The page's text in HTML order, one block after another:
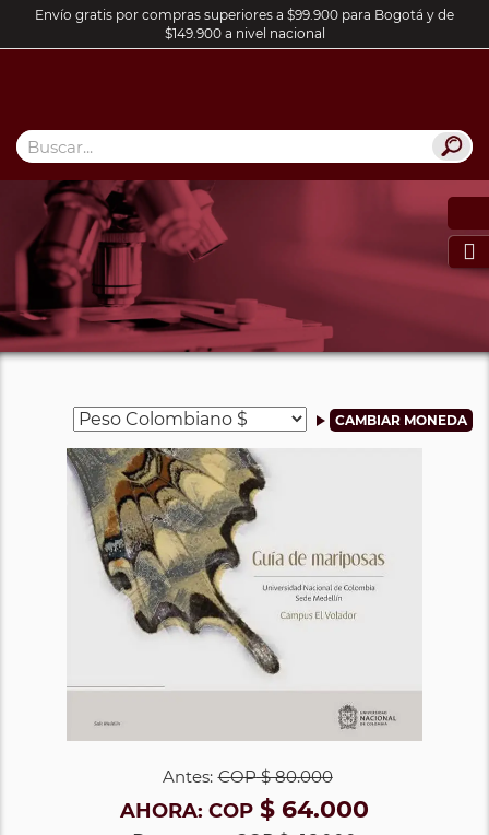
Envío gratis por compras superiores a $99.900 para Bogotá y de
$149.900 a nivel nacional

Antes: COP$ 80.000
AHORA: COP $ 64.000